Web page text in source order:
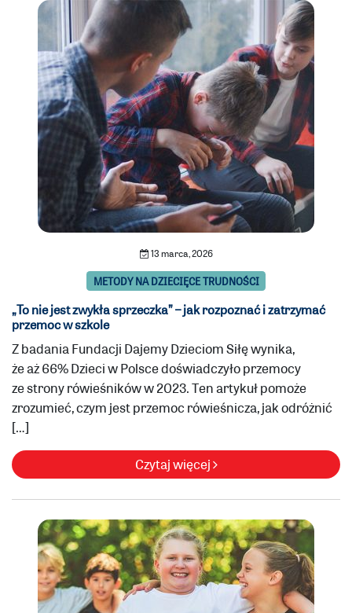
13 marca, 2026
METODY NA DZIECIĘCE TRUDNOŚCI
„To nie jest zwykła sprzeczka” – jak rozpoznać i zatrzymać
przemoc w szkole
Z badania Fundacji Dajemy Dzieciom Siłę wynika,
że aż 66% Dzieci w Polsce doświadczyło przemocy
ze strony rówieśników w 2023. Ten artykuł pomoże
zrozumieć, czym jest przemoc rówieśnicza, jak odróżnić
[…]
Czytaj więcej